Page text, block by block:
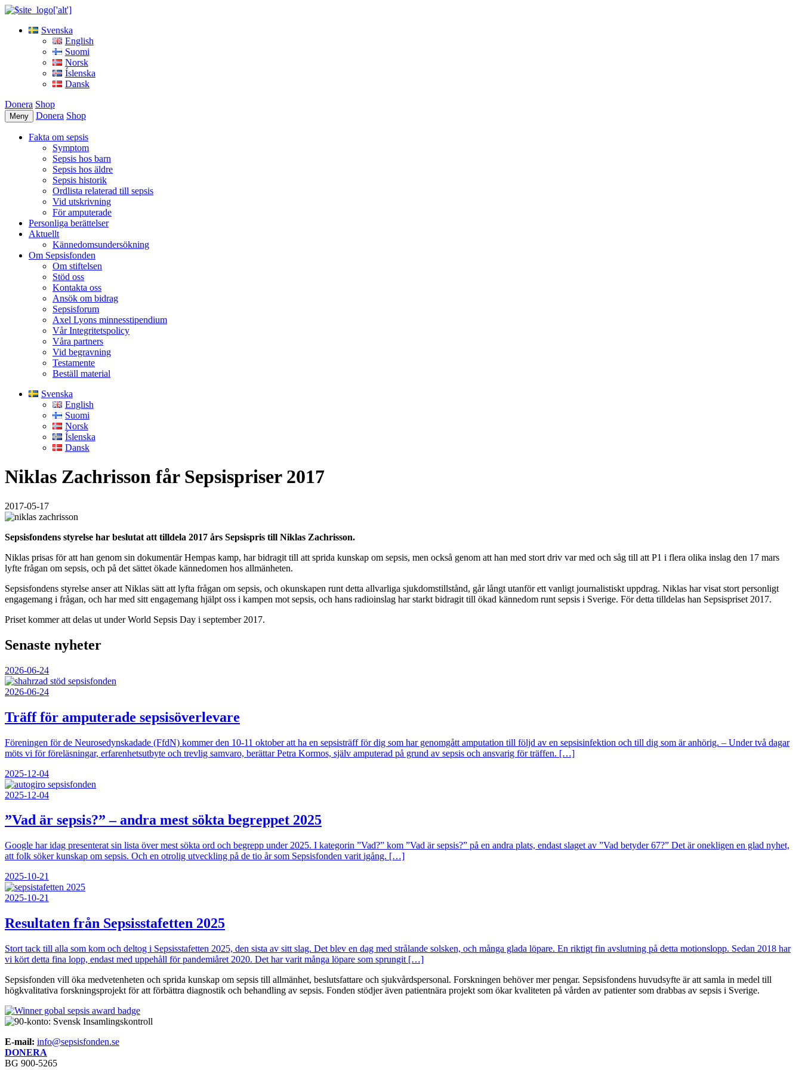
Svenska
English
Suomi
Norsk
Íslenska
Dansk
Donera Shop
Meny Donera Shop
Fakta om sepsis
Symptom
Sepsis hos barn
Sepsis hos äldre
Sepsis historik
Ordlista relaterad till sepsis
Vid utskrivning
För amputerade
Personliga berättelser
Aktuellt
Kännedomsundersökning
Om Sepsisfonden
Om stiftelsen
Stöd oss
Kontakta oss
Ansök om bidrag
Sepsisforum
Axel Lyons minnesstipendium
Vår Integritetspolicy
Våra partners
Vid begravning
Testamente
Beställ material
Svenska
English
Suomi
Norsk
Íslenska
Dansk
Niklas Zachrisson får Sepsispriser 2017
2017-05-17
Sepsisfondens styrelse har beslutat att tilldela 2017 års Sepsispris till Niklas Zachrisson.
Niklas prisas för att han genom sin dokumentär Hempas kamp, har bidragit till att sprida kunskap om sepsis, men också genom att han med stort driv var med och såg till att P1 i flera olika inslag den 17 mars
lyfte frågan om sepsis, och på det sättet ökade kännedomen hos allmänheten.
Sepsisfondens styrelse anser att Niklas sätt att lyfta frågan om sepsis, och okunskapen runt detta allvarliga sjukdomstillstånd, går långt utanför ett vanligt journalistiskt uppdrag. Niklas har visat stort personligt
engagemang i frågan, och har med sitt engagemang hjälpt oss i kampen mot sepsis, och hans radioinslag har starkt bidragit till ökad kännedom runt sepsis i Sverige. För detta tilldelas han Sepsispriset 2017.
Priset kommer att delas ut under World Sepsis Day i september 2017.
Senaste nyheter
2026-06-24
2026-06-24
Träff för amputerade sepsisöverlevare
Föreningen för de Neurosedynskadade (FfdN) kommer den 10-11 oktober att ha en sepsisträff för dig som har genomgått amputation till följd av en sepsisinfektion och till dig som är anhörig. – Under två dagar
möts vi för föreläsningar, erfarenhetsutbyte och trevlig samvaro, berättar Petra Kormos, själv amputerad på grund av sepsis och ansvarig för träffen. […]
2025-12-04
2025-12-04
”Vad är sepsis?” – andra mest sökta begreppet 2025
Google har idag presenterat sin lista över mest sökta ord och begrepp under 2025. I kategorin ”Vad?” kom ”Vad är sepsis?” på en andra plats, endast slaget av ”Vad betyder 67?” Det är onekligen en glad nyhet,
att folk söker kunskap om sepsis. Och en otrolig utveckling på de tio år som Sepsisfonden varit igång. […]
2025-10-21
2025-10-21
Resultaten från Sepsisstafetten 2025
Stort tack till alla som kom och deltog i Sepsisstafetten 2025, den sista av sitt slag. Det blev en dag med strålande solsken, och många glada löpare. En riktigt fin avslutning på detta motionslopp. Sedan 2018 har
vi kört detta fina lopp, endast med uppehåll för pandemiåret 2020. Det har varit många löpare som sprungit […]
Sepsisfonden vill öka medvetenheten och sprida kunskap om sepsis till allmänhet, beslutsfattare och sjukvårdspersonal. Forskningen behöver mer pengar. Sepsisfondens huvudsyfte är att samla in medel till
högkvalitativa forskningsprojekt för att förbättra diagnostik och behandling av sepsis. Fonden stödjer även patientnära projekt som ökar kvaliteten på vården av patienter som drabbas av sepsis i Sverige.
E-mail: info@sepsisfonden.se
DONERA
BG 900-5265